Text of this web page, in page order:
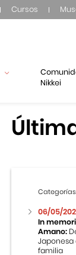
Cursos
Nikkei
06/05/
In
Amano:
Japonesa
familia